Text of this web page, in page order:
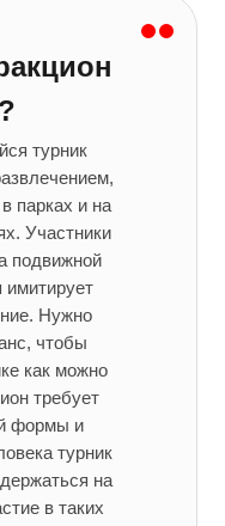
турник
парках и на
Участники
подвижной
имитирует
Нужно
чтобы
как можно
требует
формы и
турник
на
в таких